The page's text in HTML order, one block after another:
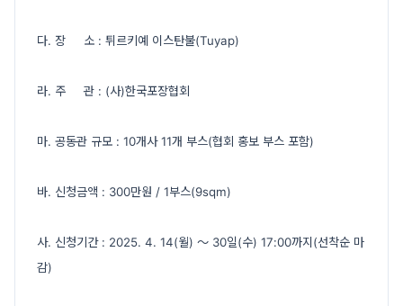
다. 장 소 : 튀르키예 이스탄불(Tuyap)
라. 주 관 : (사)한국포장협회
마. 공동관 규모 : 10개사 11개 부스(협회 홍보 부스 포함)
바. 신청금액 : 300만원 / 1부스(9sqm)
사. 신청기간 : 2025. 4. 14(월) ～ 30일(수) 17:00까지(선착순 마
감)